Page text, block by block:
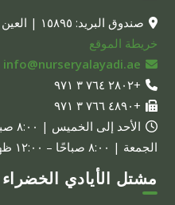
صندوق البريد: ١٥٨٩٥ | العين ، الإمارات العربية المتحدة
خريطة الموقع
info@nurseryalayadi.ae
+٢٨٠٢ ٧٦٤ ٣ ٩٧١
+٤٨٩٠ ٧٦٦ ٣ ٩٧١
الأحد إلى الخميس | ٨:٠٠ صباحًا – ٤:٣٠ مساءً
الجمعة | ٨:٠٠ صباحًا – ١٢:٠٠ ظهراً
مشتل الأيادي الخضراء